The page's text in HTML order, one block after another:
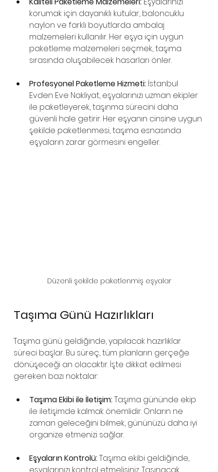
korumak için dayanıklı kutular, baloncuklu
naylon ve farklı boyutlarda ambalaj
malzemeleri kullanılır. Her eşya için uygun
paketleme malzemeleri seçmek, taşıma
sırasında oluşabilecek hasarları önler.
Profesyonel Paketleme Hizmeti: İstanbul
Evden Eve Nakliyat, eşyalarınızı uzman ekipler
ile paketleyerek, taşınma sürecini daha
güvenli hale getirir. Her eşyanın cinsine uygun
şekilde paketlenmesi, taşıma esnasında
eşyaların zarar görmesini engeller.
Düzenli şekilde paketlenmiş eşyalar
Taşıma Günü Hazırlıkları
Taşıma günü geldiğinde, yapılacak hazırlıklar
süreci başlar. Bu süreç, tüm planların gerçeğe
dönüşeceği an olacaktır. İşte dikkat edilmesi
gereken bazı noktalar:
Taşıma Ekibi ile İletişim: Taşıma gününde ekip
ile iletişimde kalmak önemlidir. Onların ne
zaman geleceğini bilmek, gününüzü daha iyi
organize etmenizi sağlar.
Eşyaların Kontrolü: Taşıma ekibi geldiğinde,